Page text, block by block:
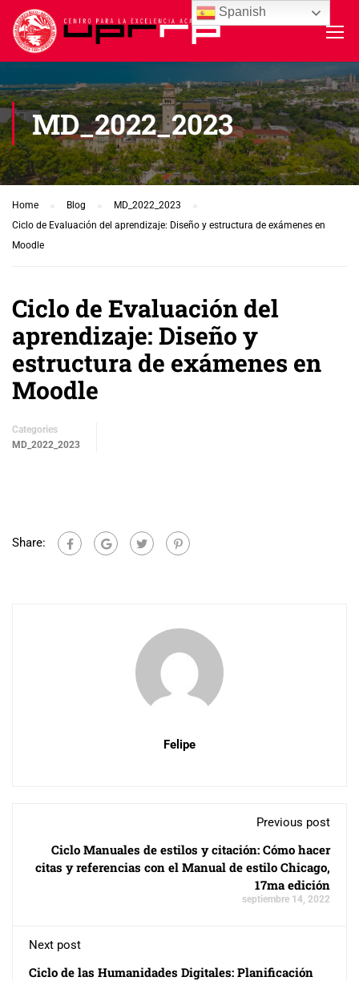
MD_2022_2023
Home Blog
MD_2022_2023
Ciclo de Evaluación del aprendizaje: Diseño y estructura de exámenes en
Moodle
Ciclo de Evaluación del
aprendizaje: Diseño y
estructura de exámenes en
Moodle
Categories
MD_2022_2023
Share:
Felipe
Previous post
Ciclo Manuales de estilos y citación: Cómo hacer
citas y referencias con el Manual de estilo Chicago,
17ma edición
septiembre 14, 2022
Next post
Ciclo de las Humanidades Digitales: Planificación
Spanish